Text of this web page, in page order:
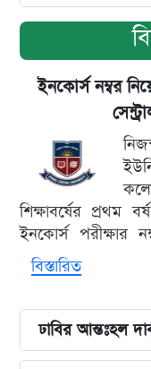
ইনকোর্স নম্বর
শিক্ষাবর্ষের প্রথম
ইনকোর্স পরীক্ষার
বিস্তারিত
ঢাবির আন্তঃহল